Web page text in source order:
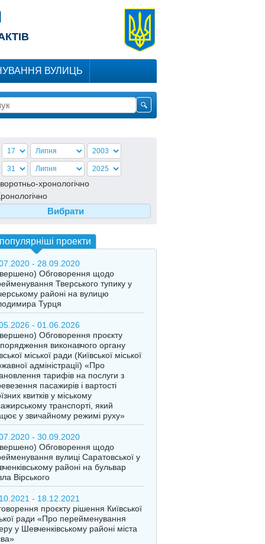
ВУЛИЦЬ
хронологiчно
проекти
- 28.09.2020
Обговорення щодо
Тверського тупику у
районі на вулицю
Турця
- 01.06.2026
Обговорення проєкту
виконавчого органу
міської ради (Київської міської
адміністрації) «Про
тарифів на послуги з
пасажирів і вартості
квитків у міському
транспорті, який
у звичайному режимі руху»
- 30.09.2020
Обговорення щодо
вулиці Саратовської у
районі на бульвар
Вірського
- 18.12.2021
проєкту рішення Київської
ради «Про перейменування
у Шевченківському районі міста